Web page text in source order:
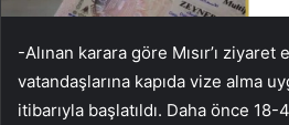
-Alınan karara göre Mısır’ı ziyaret
vatandaşlarına kapıda vize alma
itibarıyla başlatıldı. Daha önce